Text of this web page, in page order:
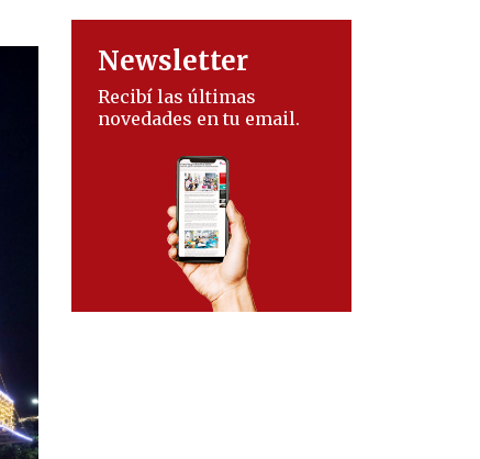
Newsletter
Recibí las últimas
novedades en tu email.